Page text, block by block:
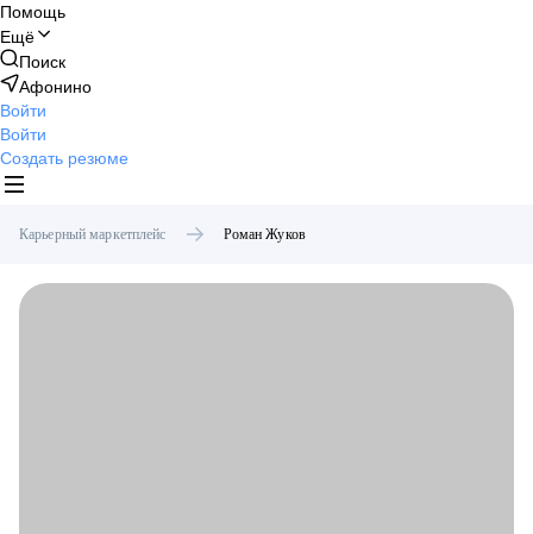
Помощь
Ещё
Поиск
Афонино
Войти
Войти
Создать резюме
Карьерный маркетплейс Роман Жуков